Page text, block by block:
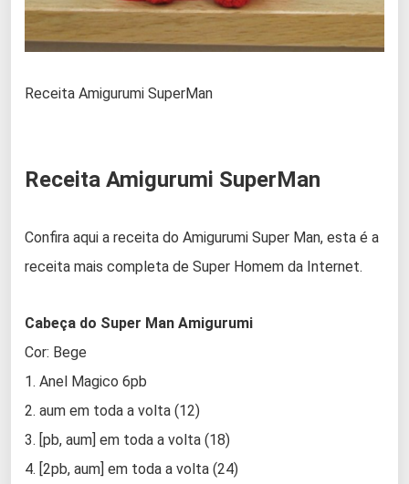
Receita Amigurumi SuperMan
Receita Amigurumi SuperMan
Confira aqui a receita do Amigurumi Super Man, esta é a
receita mais completa de Super Homem da Internet.
Cabeça do Super Man Amigurumi
Cor: Bege
1. Anel Magico 6pb
2. aum em toda a volta (12)
3. [pb, aum] em toda a volta (18)
4. [2pb, aum] em toda a volta (24)